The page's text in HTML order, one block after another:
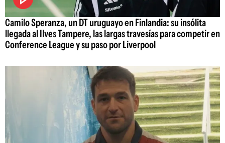
Camilo Speranza, un DT uruguayo en Finlandia: su insólita
llegada al Ilves Tampere, las largas travesías para competir en
Conference League y su paso por Liverpool